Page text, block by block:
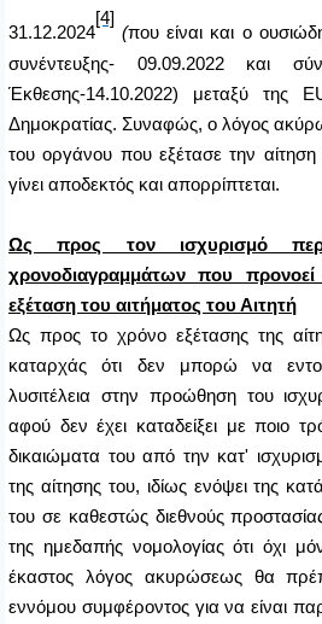
31.12.2024
[4]
(που είναι και ο
συνέντευξης- 09.09.2022 και
Έκθεσης-14.10.2022) μεταξύ της
Δημοκρατίας. Συναφώς, ο λόγος
του οργάνου που εξέτασε την αίτηση
γίνει αποδεκτός και απορρίπτεται.
Ως προς τον ισχυρισμό
χρονοδιαγραμμάτων που
εξέταση του αιτήματος του Αιτητή
Ως προς το χρόνο εξέτασης της
καταρχάς ότι δεν μπορώ να
λυσιτέλεια στην προώθηση του
αφού δεν έχει καταδείξει με ποιο
δικαιώματα του από την κατ'
της αίτησης του, ιδίως ενόψει της
του σε καθεστώς διεθνούς
της ημεδαπής νομολογίας ότι όχι
έκαστος λόγος ακυρώσεως θα
εννόμου συμφέροντος για να είναι